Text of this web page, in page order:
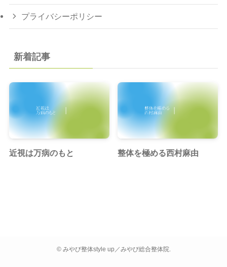
プライバシーポリシー
新着記事
近視は万病のもと 整体を極める西村麻由
©みやび整体style up／みやび総合整体院.